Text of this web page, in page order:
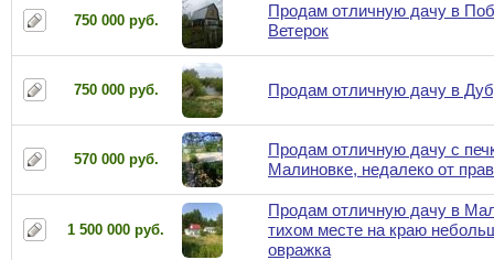
750 000 руб.
Продам отличную дачу в
Ветерок
750 000 руб. Продам отличную дачу в
570 000 руб.
Продам отличную дачу с
Малиновке, недалеко от
1 500 000 руб.
Продам отличную дачу в
тихом месте на краю
овражка